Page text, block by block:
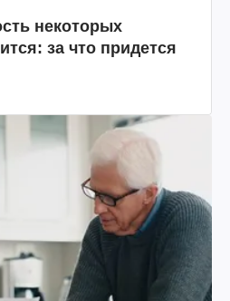
некоторых
за что придется